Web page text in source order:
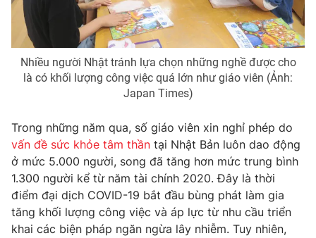
Photo Infographic
Video Shorts video
VTV Sức khoẻ Bất động sản
Thị trường 24h Tấm lòng Việt
VTV4 Vươn mình bằng AI
Nhiều người Nhật tránh lựa chọn những nghề được cho
là có khối lượng công việc quá lớn như giáo viên (Ảnh:
Japan Times)
Trong những năm qua, số giáo viên xin nghỉ phép do
vấn đề sức khỏe tâm thần tại Nhật Bản luôn dao động
ở mức 5.000 người, song đã tăng hơn mức trung bình
1.300 người kể từ năm tài chính 2020. Đây là thời
điểm đại dịch COVID-19 bắt đầu bùng phát làm gia
tăng khối lượng công việc và áp lực từ nhu cầu triển
khai các biện pháp ngăn ngừa lây nhiễm. Tuy nhiên,